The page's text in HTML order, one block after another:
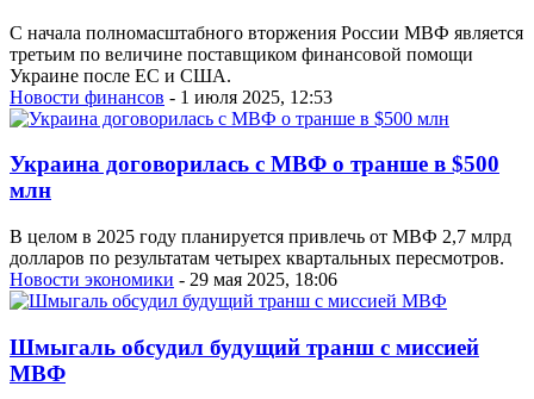
С начала полномасштабного вторжения России МВФ является
третьим по величине поставщиком финансовой помощи
Украине после ЕС и США.
Новости финансов - 1 июля 2025, 12:53
Украина договорилась с МВФ о транше в $500
млн
В целом в 2025 году планируется привлечь от МВФ 2,7 млрд
долларов по результатам четырех квартальных пересмотров.
Новости экономики - 29 мая 2025, 18:06
Шмыгаль обсудил будущий транш с миссией
МВФ